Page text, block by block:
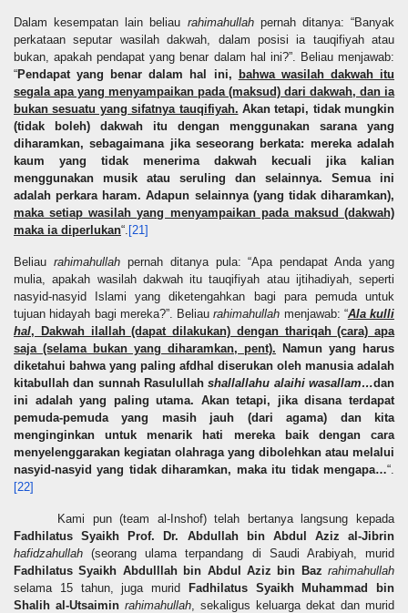
Dalam kesempatan lain beliau rahimahullahpernah ditanya: “Banyak
perkataan seputar wasilah dakwah, dalam posisi ia tauqifiyah atau
bukan, apakah pendapat yang benar dalam hal ini?”. Beliau menjawab:
“Pendapat yang benar dalam hal ini,
bahwa wasilah dakwah itu
segala apa yang menyampaikan pada (maksud) dari dakwah, dan ia
bukan sesuatu yang sifatnya tauqifiyah. Akan tetapi, tidak mungkin
(tidak boleh) dakwah itu dengan menggunakan sarana yang
diharamkan, sebagaimana jika seseorang berkata: mereka adalah
kaum yang tidak menerima dakwah kecuali jika kalian
menggunakan musik atau seruling dan selainnya. Semua ini
adalah perkara haram. Adapun selainnya (yang tidak diharamkan),
maka setiap wasilah yang menyampaikan pada maksud (dakwah)
maka ia diperlukan“. [21]
Beliau rahimahullahpernah ditanya pula: “Apa pendapat Anda yang
mulia, apakah wasilah dakwah itu tauqifiyah atau ijtihadiyah, seperti
nasyid-nasyid Islami yang diketengahkan bagi para pemuda untuk
tujuan hidayah bagi mereka?”. Beliaurahimahullah menjawab: “Ala kulli
hal, Dakwah ilallah (dapat dilakukan) dengan thariqah (cara) apa
saja (selama bukan yang diharamkan, pent). Namun yang harus
diketahui bahwa yang paling afdhal diserukan oleh manusia adalah
kitabullah dan sunnah Rasulullahshallallahu alaihi wasallam…dan
ini adalah yang paling utama. Akan tetapi, jika disana terdapat
pemuda-pemuda yang masih jauh (dari agama) dan kita
menginginkan untuk menarik hati mereka baik dengan cara
menyelenggarakan kegiatan olahraga yang dibolehkan atau melalui
nasyid-nasyid yang tidak diharamkan, maka itu tidak mengapa…“.
[22]
Kami pun (team al-Inshof) telah bertanya langsung kepada
Fadhilatus Syaikh Prof. Dr. Abdullah bin Abdul Aziz al-Jibrin
hafidzahullah (seorang ulama terpandang di Saudi Arabiyah, murid
Fadhilatus Syaikh Abdulllah bin Abdul Aziz bin Baz rahimahullah
selama 15 tahun, juga murid
Fadhilatus Syaikh Muhammad bin
Shalih al-Utsaimin rahimahullah, sekaligus keluarga dekat dan murid